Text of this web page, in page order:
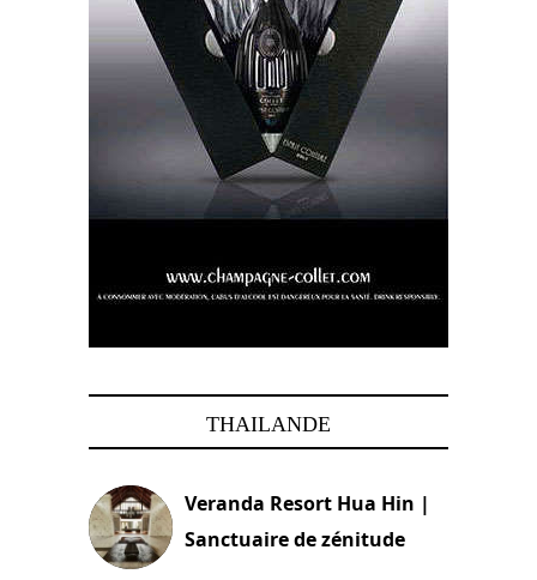
THAILANDE
Veranda Resort Hua Hin |
Sanctuaire de zénitude